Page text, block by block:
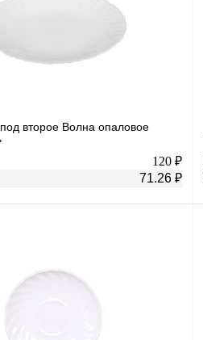
второе Волна опаловое
120 ₽
71.26 ₽
К сравнению